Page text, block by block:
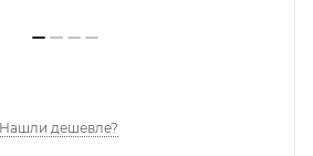
Нашли дешевле?